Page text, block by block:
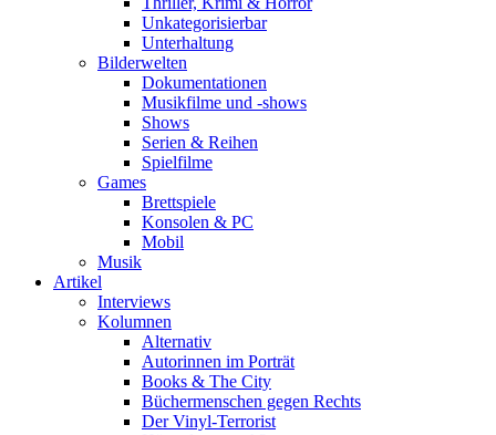
Unkategorisierbar
Unterhaltung
Bilderwelten
Dokumentationen
Musikfilme und -shows
Shows
Serien & Reihen
Spielfilme
Games
Brettspiele
Konsolen & PC
Mobil
Musik
Artikel
Interviews
Kolumnen
Alternativ
Autorinnen im Porträt
Books & The City
Büchermenschen gegen Rechts
Der Vinyl-Terrorist